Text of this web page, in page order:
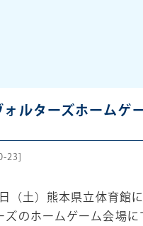
ルターズホームゲ
23]
（土）熊本県立体育館
ズのホームゲーム会場